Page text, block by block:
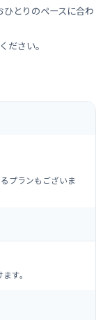
とりのペースに合わ
ださい。
プランもございま
す。